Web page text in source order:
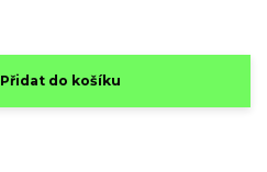
Přidat do košíku